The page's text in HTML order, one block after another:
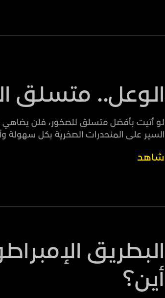
الوعل.. متسلق
لو أتيت بأفضل متسلق للصخور، فلن يضاهي
السير على المنحدرات الصخرية بكل سهولة
شاهد
البطريق
أين؟